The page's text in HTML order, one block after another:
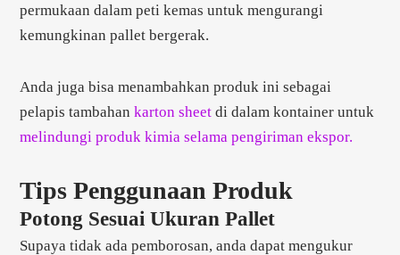
permukaan dalam peti kemas untuk mengurangi
kemungkinan pallet bergerak.
Anda juga bisa menambahkan produk ini sebagai
pelapis tambahankarton sheet di dalam kontainer untuk
melindungi produk kimia selama pengiriman ekspor.
Tips Penggunaan Produk
Potong Sesuai Ukuran Pallet
Supaya tidak ada pemborosan, anda dapat mengukur